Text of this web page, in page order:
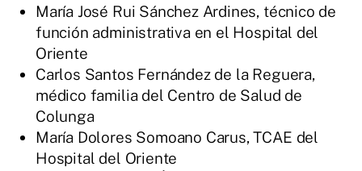
María José Rui Sánchez Ardines, técnico de
función administrativa en el Hospital del
Oriente
Carlos Santos Fernández de la Reguera,
médico familia del Centro de Salud de
Colunga
María Dolores Somoano Carus, TCAE del
Hospital del Oriente